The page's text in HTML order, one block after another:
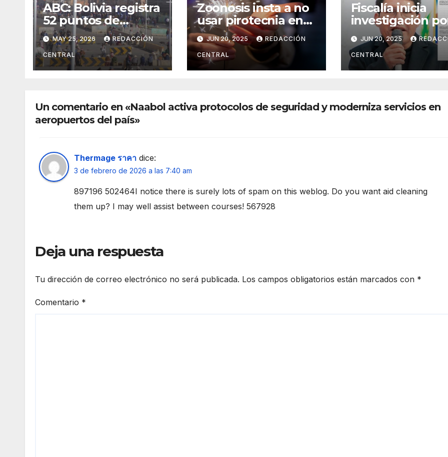
ABC: Bolivia registra
52 puntos de
bloqueo en cinco
departamentos
MAY 25, 2026 REDACCIÓN
CENTRAL
Zoonosis insta a no
usar pirotecnia en
la noche de San
Juan
JUN 20, 2025 REDACCIÓN
CENTRAL
Fiscalía inicia
investigación
lesiones
en el caso del
gobernador
chuquisaqueño
JUN 20, 2025
CENTRAL
Un comentario en «Naabol activa protocolos de seguridad y moderniza servicios en
aeropuertos del país»
Thermage ราคา dice:
3 de febrero de 2026 a las 7:40 am
897196 502464I notice there is surely lots of spam on this weblog. Do you want aid cleaning
them up? I may well assist between courses! 567928
Deja una respuesta
Tu dirección de correo electrónico no será publicada. Los campos obligatorios están marcados con *
Comentario *